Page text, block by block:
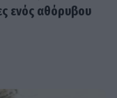
ενός αθόρυβου